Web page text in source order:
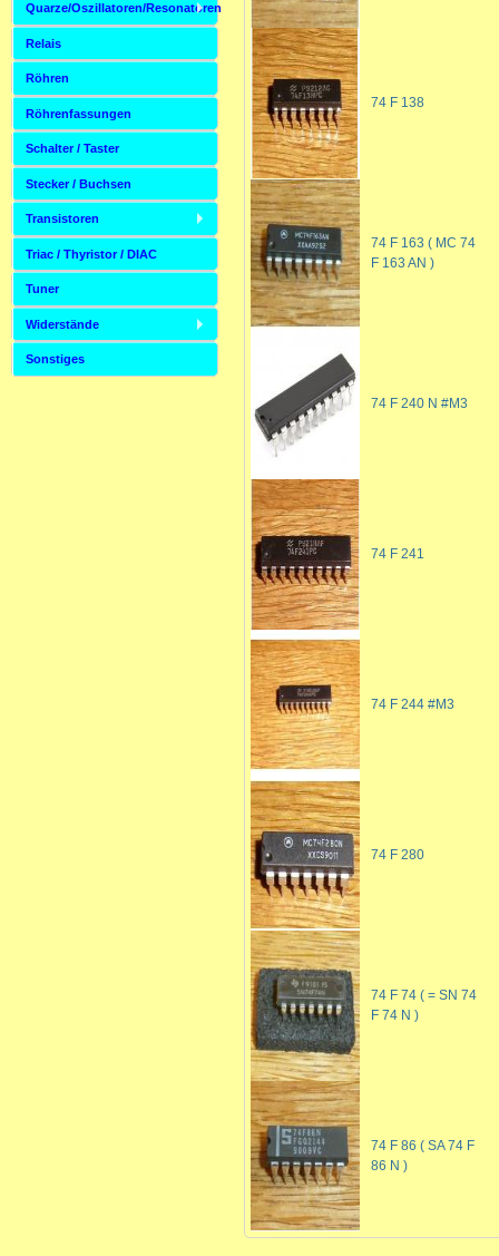
74 F 138
74 F 163 ( MC 74
F 163 AN )
74 F 240 N #M3
74 F 241
74 F 244 #M3
74 F 280
74 F 74 ( = SN 74
F 74 N )
74 F 86 ( SA 74 F
86 N )
Quarze/Oszillatoren/Resonatoren
Relais
Röhren
Röhrenfassungen
Schalter / Taster
Stecker / Buchsen
Transistoren
Triac / Thyristor / DIAC
Tuner
Widerstände
Sonstiges